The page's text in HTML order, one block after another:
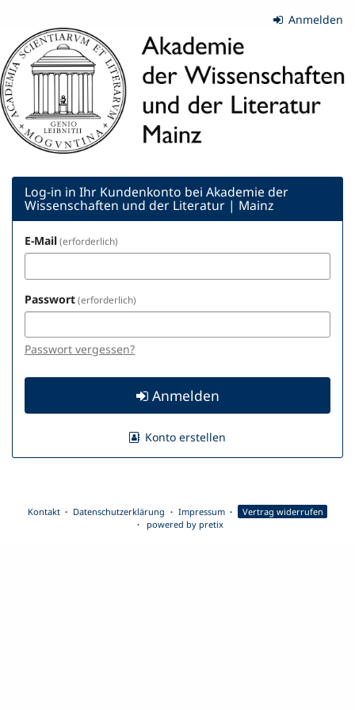
Haupt-
Inhalt
springen
Anmelden
Akademie
der
Wissenschaften
und
der
Literatur
|
Mainz
Log-in in Ihr Kundenkonto bei Akademie der
Wissenschaften und der Literatur | Mainz
E-Mail erforderlich
Passwort erforderlich
Passwort vergessen?
Anmelden
Konto erstellen
Kontakt Datenschutzerklärung Impressum
Vertrag widerrufen
powered by pretix